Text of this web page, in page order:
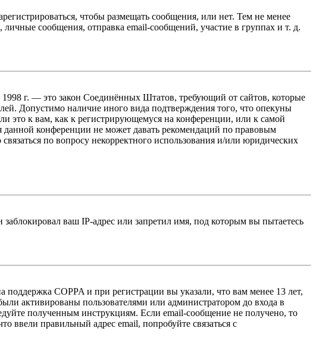
чтобы размещать сообщения, или нет. Тем не менее
сообщения, отправка email-сообщений, участие в группах и т. д.
г. — это закон Соединённых Штатов, требующий от сайтов, которые
Допустимо наличие иного вида подтверждения того, что опекуны
это к вам, как к регистрирующемуся на конференции, или к самой
конференции не может давать рекомендаций по правовым
по вопросу некорректного использования и/или юридических
ваш IP-адрес или запретил имя, под которым вы пытаетесь
COPPA и при регистрации вы указали, что вам менее 13 лет,
активированы пользователями или администратором до входа в
полученным инструкциям. Если email-сообщение не получено, то
ввели правильный адрес email, попробуйте связаться с